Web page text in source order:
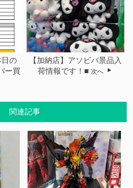
日の
ー買
【加納店】アソビバ景品入
荷情報です！■ 次へ
関連記事